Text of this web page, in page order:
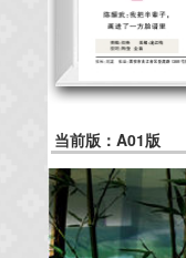
当前版：A01版